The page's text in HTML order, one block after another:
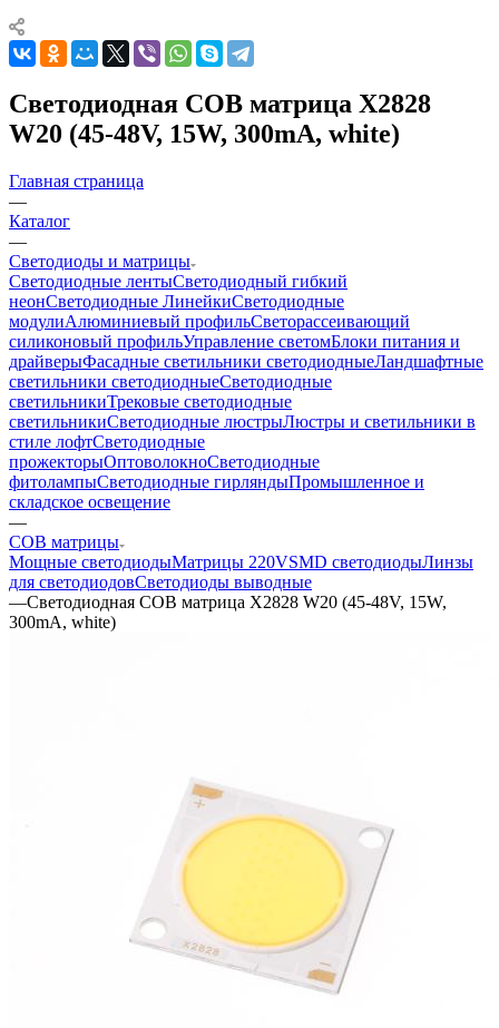
Светодиодная COB матрица X2828
W20 (45-48V, 15W, 300mA, white)
Главная страница
—
Каталог
—
Светодиоды и матрицы
Светодиодные лентыСветодиодный гибкий
неонСветодиодные ЛинейкиСветодиодные
модулиАлюминиевый профильСветорассеивающий
силиконовый профильУправление светомБлоки питания и
драйверыФасадные светильники светодиодныеЛандшафтные
светильники светодиодныеСветодиодные
светильникиТрековые светодиодные
светильникиСветодиодные люстрыЛюстры и светильники в
стиле лофтСветодиодные
прожекторыОптоволокноСветодиодные
фитолампыСветодиодные гирляндыПромышленное и
складское освещение
—
COB матрицы
Мощные светодиодыМатрицы 220VSMD светодиодыЛинзы
для светодиодовСветодиоды выводные
—Светодиодная COB матрица X2828 W20 (45-48V, 15W,
300mA, white)